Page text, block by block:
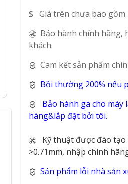
16.400.000đ(VAT)
Máy lạnh âm trần
Inverter Casper CC-
18IS35 – Công Suất
2 Hp
98
$ Giá trên chưa bao gồm
Bảo hành chính hãng,
khách.
Cam kết sản phẩm
Bồi thường 200% nếu
Bảo hành ga cho máy
hàng&lắp đặt bởi tôi.
Kỹ thuật được đào
>0.71mm, nhập chính
Sản phẩm lỗi nhà sản